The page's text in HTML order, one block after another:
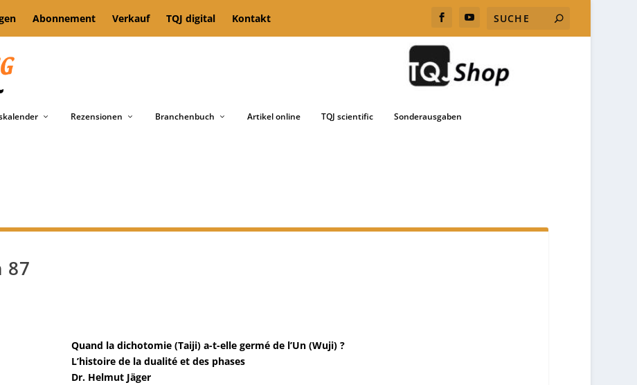
Abonnement Verkauf TQJ digital Kontakt
Rezensionen Branchenbuch Artikel online TQJ scientific Sonderausgaben
87
Quand la dichotomie (Taiji) a-t-elle germé de l’Un (Wuji) ?
L’histoire de la dualité et des phases
Dr. Helmut Jäger